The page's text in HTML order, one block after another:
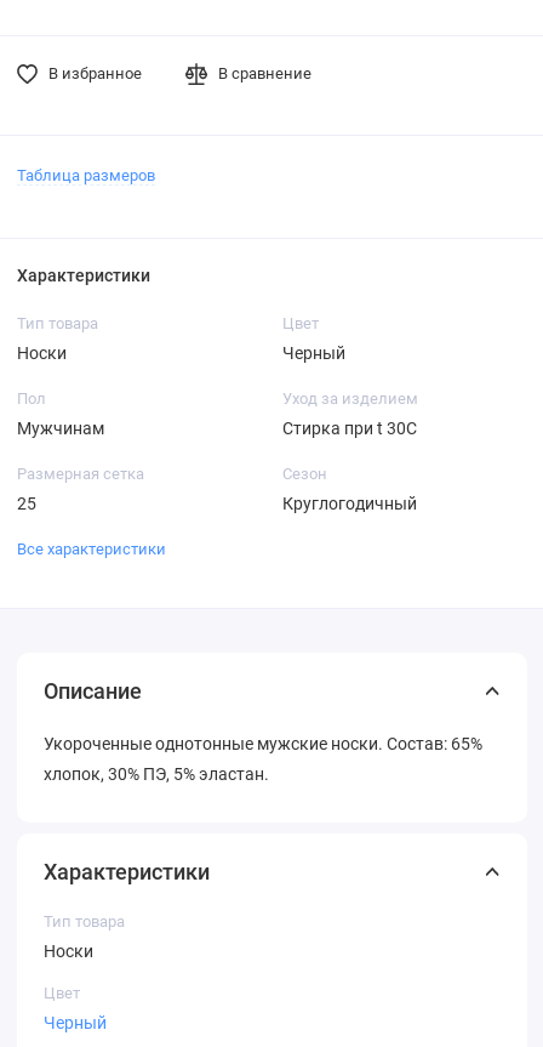
В избранное В сравнение
Таблица размеров
Характеристики
Тип товара
Носки
Цвет
Черный
Пол
Мужчинам
Уход за изделием
Стирка при t 30С
Размерная сетка
25
Сезон
Круглогодичный
Все характеристики
Описание
Укороченные однотонные мужские носки. Состав: 65%
хлопок, 30% ПЭ, 5% эластан.
Характеристики
Тип товара
Носки
Цвет
Черный